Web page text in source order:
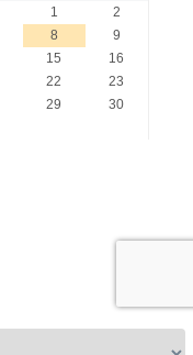
1
2
8
9
15
16
22
23
29
30